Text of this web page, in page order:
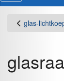
glas-